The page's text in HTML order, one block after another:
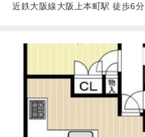
近鉄大阪線大阪上本町駅 徒歩6分